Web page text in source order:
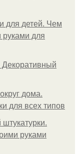
для детей. Чем
руками для
Декоративный
дома.
для всех типов
руками